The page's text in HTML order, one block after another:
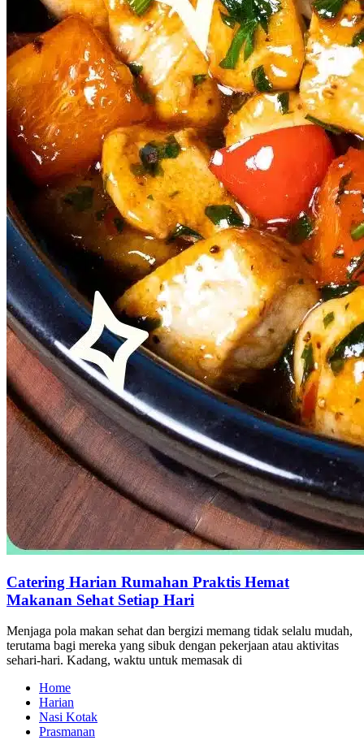
Catering Harian Rumahan Praktis Hemat
Makanan Sehat Setiap Hari
Menjaga pola makan sehat dan bergizi memang tidak selalu mudah,
terutama bagi mereka yang sibuk dengan pekerjaan atau aktivitas
sehari-hari. Kadang, waktu untuk memasak di
Home
Harian
Nasi Kotak
Prasmanan